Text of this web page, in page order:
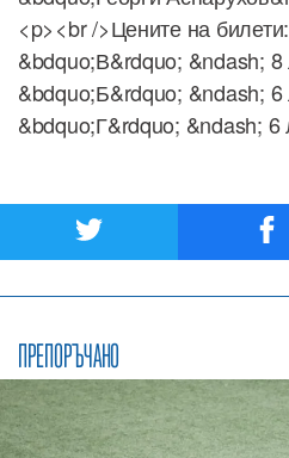
<p><br />Цените на
&bdquo;В&rdquo; &ndash;
&bdquo;Б&rdquo; &ndash;
&bdquo;Г&rdquo; &ndash; 6
ПРЕПОРЪЧАНО